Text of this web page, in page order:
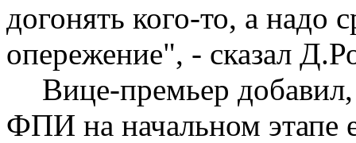
догонять кого-то, а надо
опережение", - сказал
Вице-премьер
ФПИ на начальном этапе